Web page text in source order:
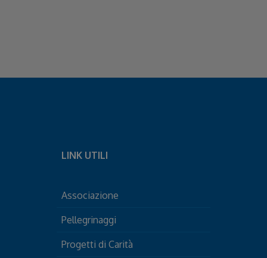
LINK UTILI
Associazione
Pellegrinaggi
Progetti di Carità